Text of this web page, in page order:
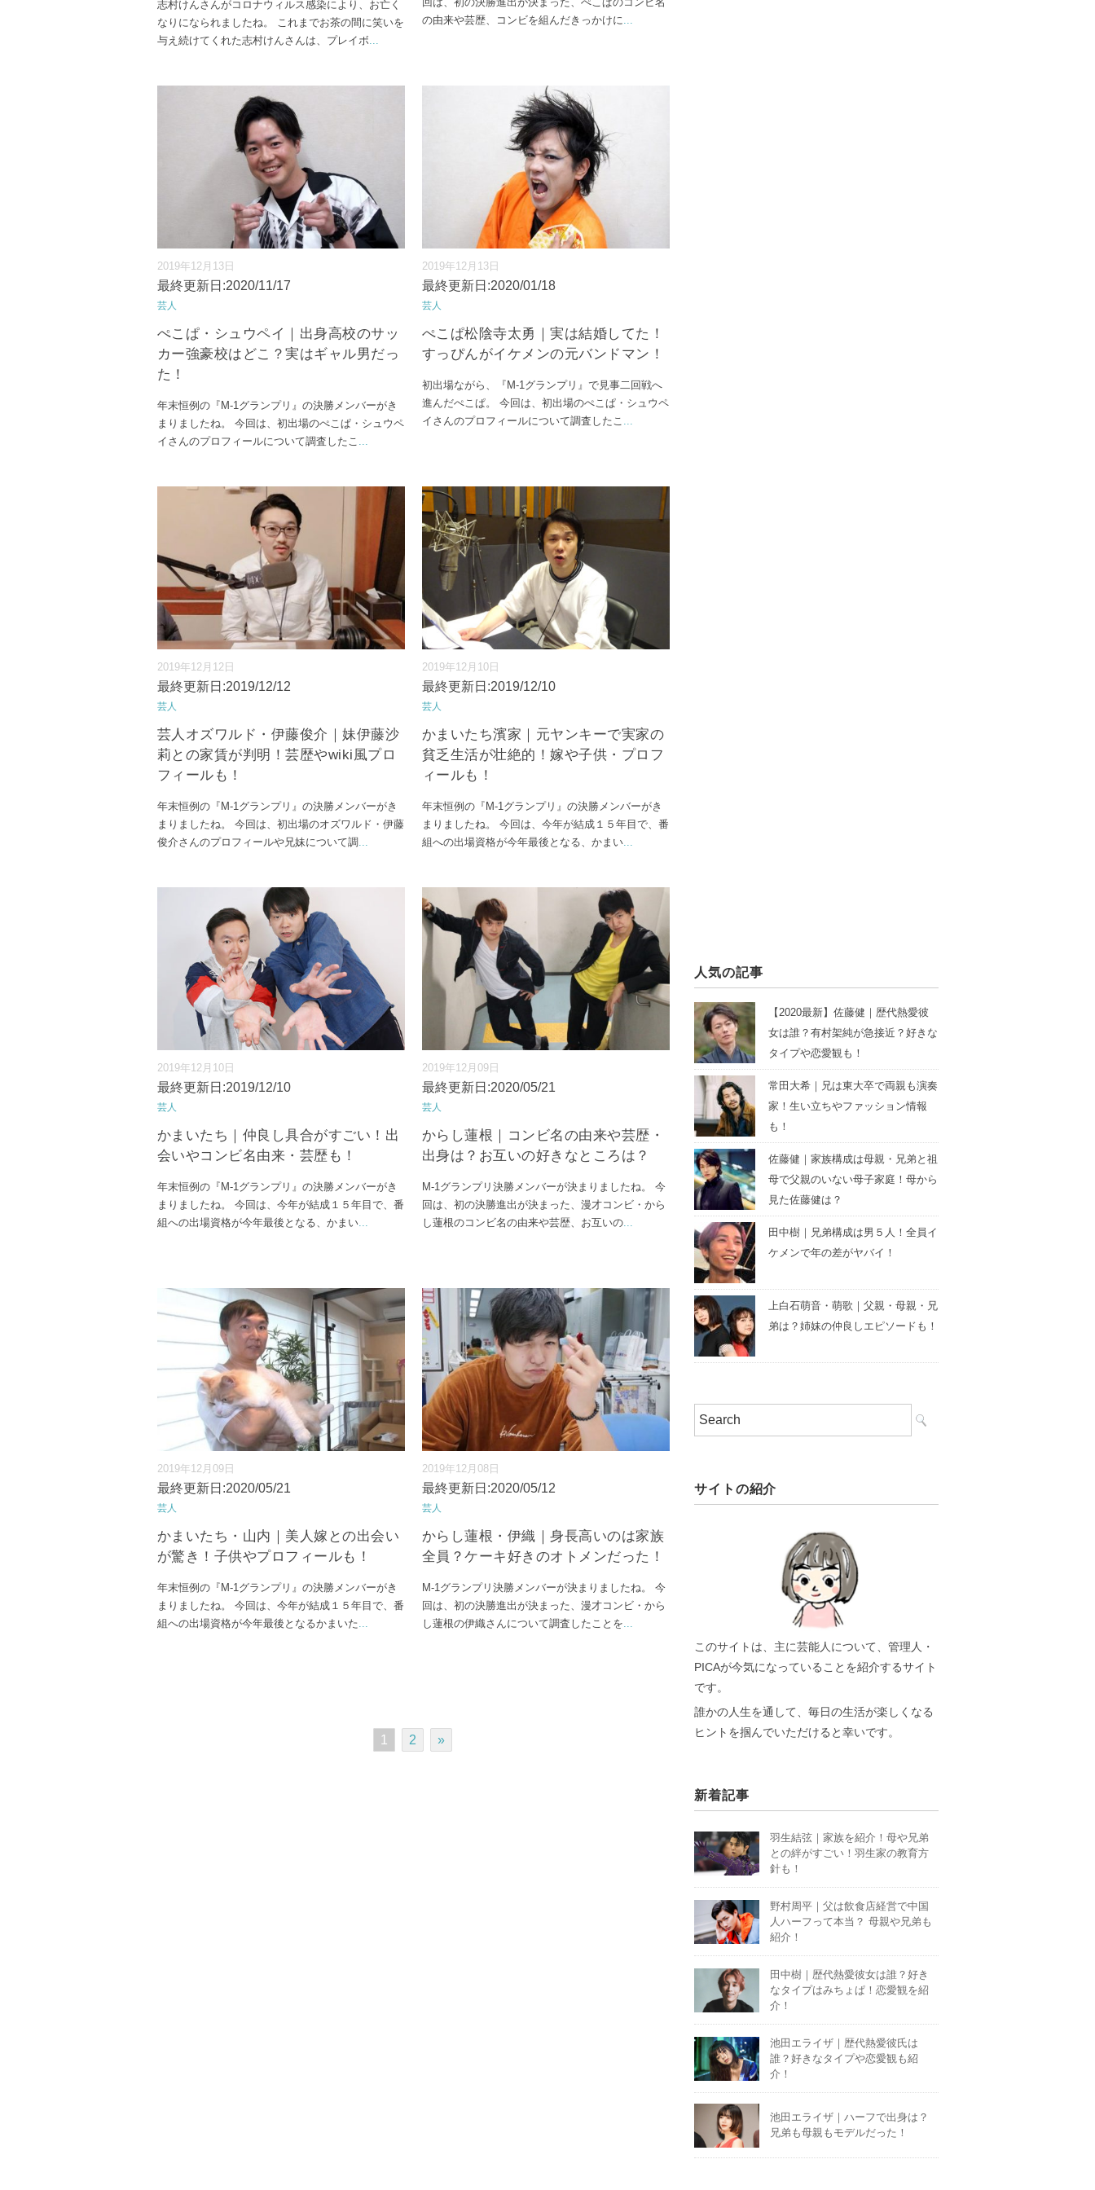
志村けんさんがコロナウィルス感染により、お亡く
なりになられましたね。 これまでお茶の間に笑いを
与え続けてくれた志村けんさんは、プレイボ...
の由来や芸歴、コンビを組んだきっかけに...
2019年12月13日
最終更新日:2020/11/17
芸人
ぺこぱ・シュウペイ｜出身高校のサッ
カー強豪校はどこ？実はギャル男だっ
た！
年末恒例の『M-1グランプリ』の決勝メンバーがき
まりましたね。 今回は、初出場のぺこぱ・シュウペ
イさんのプロフィールについて調査したこ ...
2019年12月13日
最終更新日:2020/01/18
芸人
ぺこぱ松陰寺太勇｜実は結婚してた！
すっぴんがイケメンの元バンドマン！
初出場ながら、『M-1グランプリ』で見事二回戦へ
進んだぺこぱ。 今回は、初出場のぺこぱ・シュウペ
イさんのプロフィールについて調査したこ ...
2019年12月12日
最終更新日:2019/12/12
芸人
芸人オズワルド・伊藤俊介｜妹伊藤沙
莉との家賃が判明！芸歴やwiki風プロ
フィールも！
年末恒例の『M-1グランプリ』の決勝メンバーがき
まりましたね。 今回は、初出場のオズワルド・伊藤
俊介さんのプロフィールや兄妹について調 ...
2019年12月10日
最終更新日:2019/12/10
芸人
かまいたち濱家｜元ヤンキーで実家の
貧乏生活が壮絶的！嫁や子供・プロフ
ィールも！
年末恒例の『M-1グランプリ』の決勝メンバーがき
まりましたね。 今回は、今年が結成１５年目で、番
組への出場資格が今年最後となる、かまい...
2019年12月10日
最終更新日:2019/12/10
芸人
かまいたち｜仲良し具合がすごい！出
会いやコンビ名由来・芸歴も！
年末恒例の『M-1グランプリ』の決勝メンバーがき
まりましたね。 今回は、今年が結成１５年目で、番
組への出場資格が今年最後となる、かまい...
2019年12月09日
最終更新日:2020/05/21
芸人
からし蓮根｜コンビ名の由来や芸歴・
出身は？お互いの好きなところは？
M-1グランプリ決勝メンバーが決まりましたね。 今
回は、初の決勝進出が決まった、漫才コンビ・から
し蓮根のコンビ名の由来や芸歴、お互いの...
2019年12月09日
最終更新日:2020/05/21
芸人
かまいたち・山内｜美人嫁との出会い
が驚き！子供やプロフィールも！
年末恒例の『M-1グランプリ』の決勝メンバーがき
まりましたね。 今回は、今年が結成１５年目で、番
組への出場資格が今年最後となるかまいた...
2019年12月08日
最終更新日:2020/05/12
芸人
からし蓮根・伊織｜身長高いのは家族
全員？ケーキ好きのオトメンだった！
M-1グランプリ決勝メンバーが決まりましたね。 今
回は、初の決勝進出が決まった、漫才コンビ・から
し蓮根の伊織さんについて調査したことを...
1 2 »
人気の記事
【2020最新】佐藤健｜歴代熱愛彼
女は誰？有村架純が急接近？好きな
タイプや恋愛観も！
常田大希｜兄は東大卒で両親も演奏
家！生い立ちやファッション情報
も！
佐藤健｜家族構成は母親・兄弟と祖
母で父親のいない母子家庭！母から
見た佐藤健は？
田中樹｜兄弟構成は男５人！全員イ
ケメンで年の差がヤバイ！
上白石萌音・萌歌｜父親・母親・兄
弟は？姉妹の仲良しエピソードも！
サイトの紹介
このサイトは、主に芸能人について、管理人・
PICAが今気になっていることを紹介するサイト
です。
誰かの人生を通して、毎日の生活が楽しくなる
ヒントを掴んでいただけると幸いです。
新着記事
羽生結弦｜家族を紹介！母や兄弟
との絆がすごい！羽生家の教育方
針も！
野村周平｜父は飲食店経営で中国
人ハーフって本当？ 母親や兄弟も
紹介！
田中樹｜歴代熱愛彼女は誰？好き
なタイプはみちょぱ！恋愛観を紹
介！
池田エライザ｜歴代熱愛彼氏は
誰？好きなタイプや恋愛観も紹
介！
池田エライザ｜ハーフで出身は？
兄弟も母親もモデルだった！